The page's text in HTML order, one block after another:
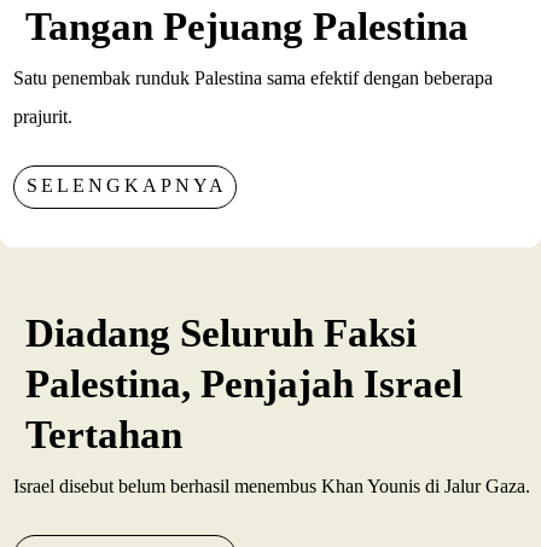
Tangan Pejuang Palestina
Satu penembak runduk Palestina sama efektif dengan beberapa
prajurit.
SELENGKAPNYA
Diadang Seluruh Faksi
Palestina, Penjajah Israel
Tertahan
Israel disebut belum berhasil menembus Khan Younis di Jalur Gaza.